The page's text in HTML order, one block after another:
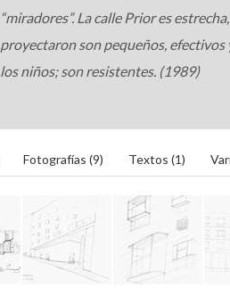
“miradores”. La calle Prior es
proyectaron son pequeños,
los niños; son resistentes. (1989)
Fotografías (9) Textos (1)